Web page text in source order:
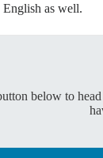
as well.
below to